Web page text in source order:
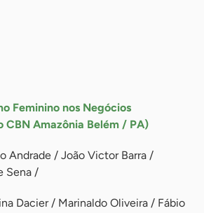
Feminino nos Negócios
CBN Amazônia Belém / PA)
Andrade / João Victor Barra /
Sena /
Dacier / Marinaldo Oliveira / Fábio